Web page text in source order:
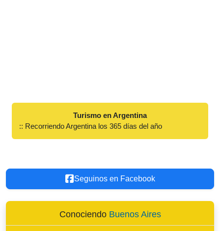
Turismo en Argentina
:: Recorriendo Argentina los 365 días del año
Seguinos en Facebook
Conociendo Buenos Aires